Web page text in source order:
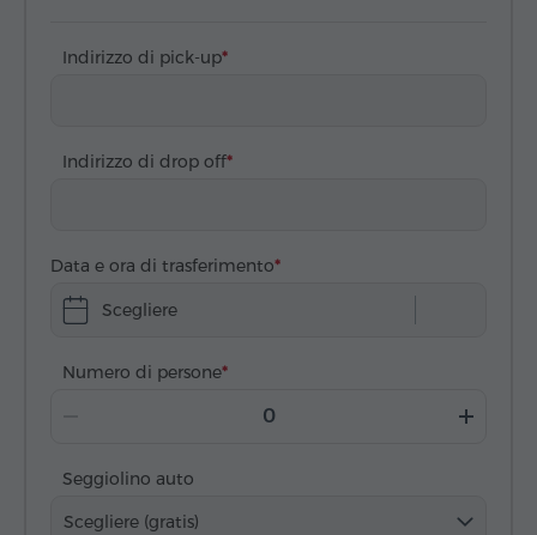
Indirizzo di pick-up
Indirizzo di drop off
Data e ora di trasferimento
Scegliere
Numero di persone
Seggiolino auto
Scegliere (gratis)